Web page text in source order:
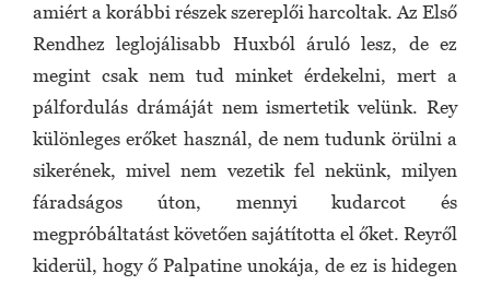
amiért a korábbi részek szereplői harcoltak. Az Első
Rendhez leglojálisabb Huxból áruló lesz, de ez
megint csak nem tud minket érdekelni, mert a
pálfordulás drámáját nem ismertetik velünk. Rey
különleges erőket használ, de nem tudunk örülni a
sikerének, mivel nem vezetik fel nekünk, milyen
fáradságos úton, mennyi kudarcot és
megpróbáltatást követően sajátította el őket. Reyről
kiderül, hogy ő Palpatine unokája, de ez is hidegen